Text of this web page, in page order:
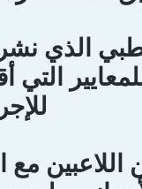
الذي
مع